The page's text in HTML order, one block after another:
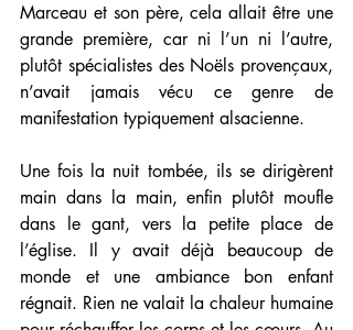
Marceau et son père, cela allait être une
grande première, car ni l’un ni l’autre,
plutôt spécialistes des Noëls provençaux,
n’avait jamais vécu ce genre de
manifestation typiquement alsacienne.
Une fois la nuit tombée, ils se dirigèrent
main dans la main, enfin plutôt moufle
dans le gant, vers la petite place de
l’église. Il y avait déjà beaucoup de
monde et une ambiance bon enfant
régnait. Rien ne valait la chaleur humaine